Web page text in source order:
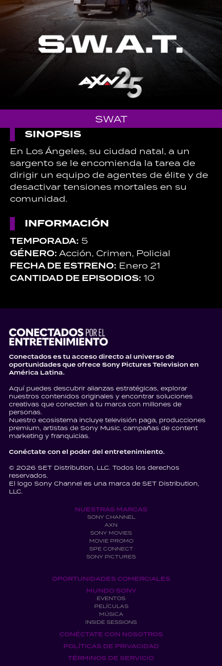
SWAT
SINOPSIS
En Los Ángeles, su ciudad natal, a un
sargento se le encomienda la tarea de
dirigir un equipo de agentes de élite y de
desactivar tensiones mortales en su
comunidad.
INFORMACIÓN
TEMPORADA: 5
GÉNERO: Acción, Crimen, Policial
FECHA DE ESTRENO: Enero 21
CANTIDAD DE EPISODIOS: 10
Conectados es tu acceso directo al universo de
oportunidades que ofrece Sony Pictures Television en
América Latina.
Aquí puedes descubrir alianzas estratégicas, explorar
nuestros contenidos originales y encontrar soluciones
creativas que conecten a tu marca con millones de
personas.
Nuestro ecosistema incluye televisión paga, producciones
premium, artistas de Sony Music, campañas de content
marketing y franquicias.
Conéctate con el poder del entretenimiento.
© 2026 SET Distribution, LLC. Todos los derechos
reservados.
El logo Sony Channel es una marca de SET Distribution,
LLC.
NUESTRAS MARCAS
SONY CHANNEL
AXN
SONY MOVIES
MOVIE PROMO
SPE CONNECT
SONY PICTURES
OPORTUNIDADES COMERCIALES
MUNDO SONY
EVENTOS
PELÍCULAS
MÚSICA
INSIDE SESSIONS
CONÉCTATE CON NOSOTROS
POLÍTICAS DE PRIVACIDAD
TÉRMINOS DE SERVICIO